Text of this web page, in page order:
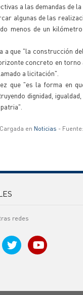
a las demandas de la
algunas de las
menos de un
a que "la construcción
concreto en torno
a licitación".
que "es la forma en
dignidad,
Cargada en Noticias -
redes